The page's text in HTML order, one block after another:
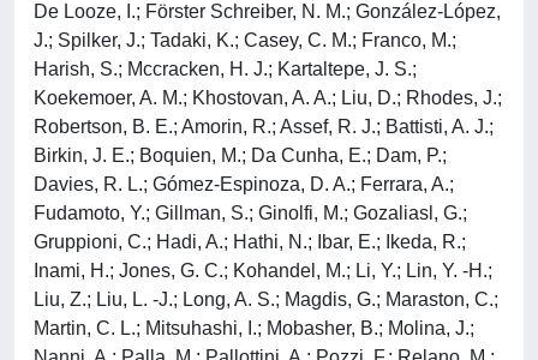
De Looze, I.; Förster Schreiber, N. M.; González-López,
J.; Spilker, J.; Tadaki, K.; Casey, C. M.; Franco, M.;
Harish, S.; Mccracken, H. J.; Kartaltepe, J. S.;
Koekemoer, A. M.; Khostovan, A. A.; Liu, D.; Rhodes, J.;
Robertson, B. E.; Amorin, R.; Assef, R. J.; Battisti, A. J.;
Birkin, J. E.; Boquien, M.; Da Cunha, E.; Dam, P.;
Davies, R. L.; Gómez-Espinoza, D. A.; Ferrara, A.;
Fudamoto, Y.; Gillman, S.; Ginolfi, M.; Gozaliasl, G.;
Gruppioni, C.; Hadi, A.; Hathi, N.; Ibar, E.; Ikeda, R.;
Inami, H.; Jones, G. C.; Kohandel, M.; Li, Y.; Lin, Y. -H.;
Liu, Z.; Liu, L. -J.; Long, A. S.; Magdis, G.; Maraston, C.;
Martin, C. L.; Mitsuhashi, I.; Mobasher, B.; Molina, J.;